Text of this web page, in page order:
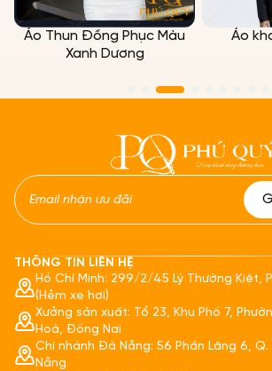
Áo Thun Đồng Phục Màu
Xanh Dương
Áo
THÔNG TIN LIÊN HỆ
Hồ Chí Minh: 299/2/45 Lý Thường Kiệt,
(Hẻm xe hơi)
Xưởng sản xuất: Tổ 23, Khu Phố 7,
Hoà, Đồng Nai
Chi nhánh Đà Nẵng: 56 Phần Lăng 6, Q.
Nẵng